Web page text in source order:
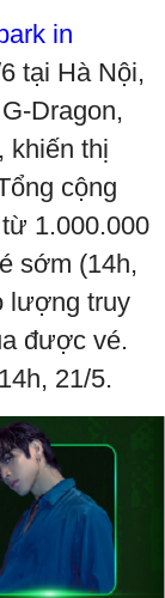
in
tại Hà Nội,
Dragon,
khiến thị
cộng
1.000.000
sớm (14h,
lượng truy
được vé.
21/5.